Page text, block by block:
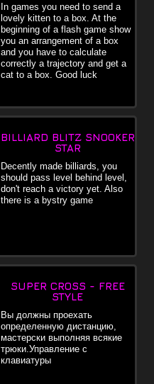
In games you need to send a
lovely kitten to a box. At the
beginning of a flash game show
you an arrangement of a box
and you have to calculate
correctly a trajectory and get a
cat to a box. Good luck
BILLIARD BLITZ SNOOKER
STAR
Decently made billiards, you
should pass level behind level,
don't reach a victory yet. Also
there is a bystry game
SUPER CROSS - FREE
STYLE
Вы должны проехать
определенную дистанцию,
мастерски выполняя всякие
трюки.Управление с
клавиатуры